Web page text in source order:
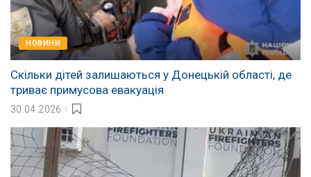
НОВИНИ
Скільки дітей залишаються у Донецькій області, де
триває примусова евакуація
30.04.2026